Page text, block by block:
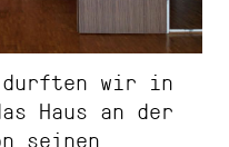
durften wir in
Haus an der
seinen